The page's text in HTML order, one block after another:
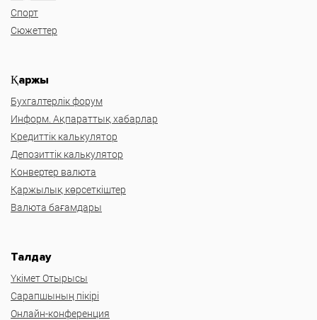
Спорт
Сюжеттер
Қаржы
Бухгалтерлік форум
Информ. Ақпараттық хабарлар
Кредиттік калькулятор
Депозиттік калькулятор
Конвертер валюта
Қаржылық көрсеткіштер
Валюта бағамдары
Талдау
Үкімет Отырысы
Сарапшының пікірі
Онлайн-конференция